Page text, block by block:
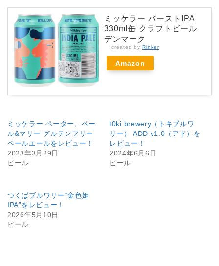
ミッケラー バーストIPA
330ml缶 クラフトビール
デンマーク
created by Rinker
Amazon
ミッケラー ペーター、ペー
ル&マリー グルテンフリー
ペールエールをレビュー！
2023年3月29日
ビール
t0ki brewery（トキブルワ
リー） ADD v1.0（アド）を
レビュー！
2024年6月6日
ビール
つくばブルワリー“金色姫
IPA”をレビュー！
2026年5月10日
ビール